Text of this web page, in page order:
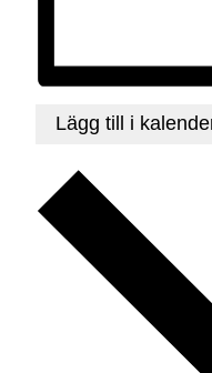
Lägg till i